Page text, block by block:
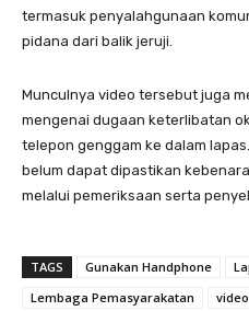
termasuk penyalahgunaan
pidana dari balik jeruji.
Munculnya video tersebut juga
mengenai dugaan keterlibatan
telepon genggam ke dalam
belum dapat dipastikan
melalui pemeriksaan serta
TAGS Gunakan Handphone
Lembaga Pemasyarakatan